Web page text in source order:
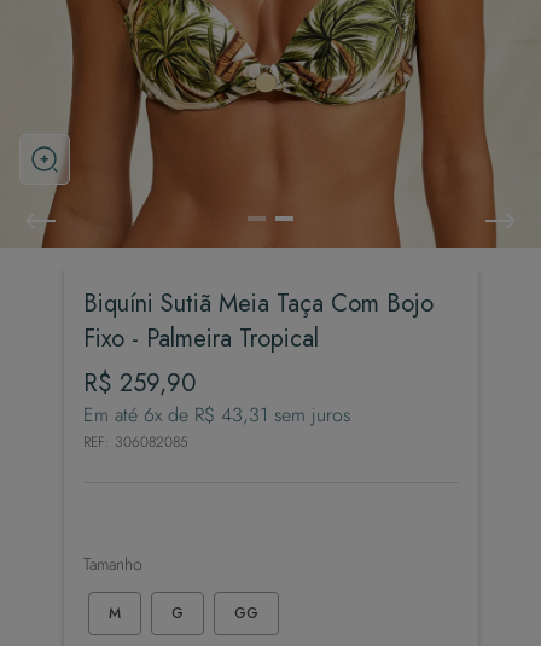
Biquíni Sutiã Meia Taça Com Bojo
Fixo - Palmeira Tropical
R$ 259,90
Em até 6x de R$ 43,31 sem juros
REF: 306082085
Tamanho
M G GG